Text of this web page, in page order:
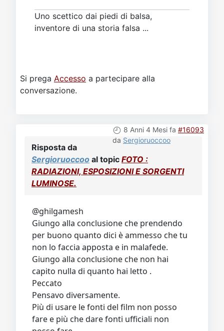
Uno scettico dai piedi di balsa,
inventore di una storia falsa ...
Si prega Accesso a partecipare alla
conversazione.
8 Anni 4 Mesi fa #16093
da Sergioruoccoo
Risposta da
Sergioruoccoo al topic FOTO :
RADIAZIONI, ESPOSIZIONI E SORGENTI
LUMINOSE.
@ghilgamesh
Giungo alla conclusione che prendendo
per buono quanto dici è ammesso che tu
non lo faccia apposta e in malafede.
Giungo alla conclusione che non hai
capito nulla di quanto hai letto .
Peccato
Pensavo diversamente.
Più di usare le fonti del film non posso
fare e più che dare fonti ufficiali non